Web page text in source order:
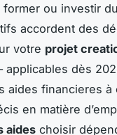
former ou investir
accordent des
votre projet
applicables dès
aides financieres à
en matière
aides choisir